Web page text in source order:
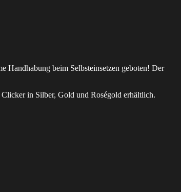
Handhabung beim Selbsteinsetzen geboten! Der
in Silber, Gold und Roségold erhältlich.